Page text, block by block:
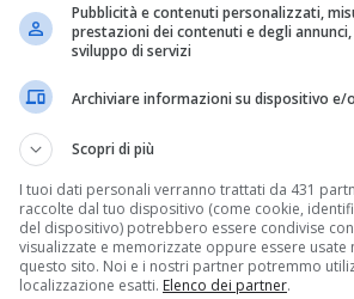
dramma è in Valsessera
scongiura
Pubblicità e contenuti personalizzati,
prestazioni dei contenuti e degli
sviluppo di servizi
Archiviare informazioni su dispositivo e/
Scopri di più
I tuoi dati personali verranno trattati da 431
raccolte dal tuo dispositivo (come cookie,
del dispositivo) potrebbero essere condivise
visualizzate e memorizzate oppure essere usate
questo sito. Noi e i nostri partner potremmo
localizzazione esatti. Elenco dei partner.